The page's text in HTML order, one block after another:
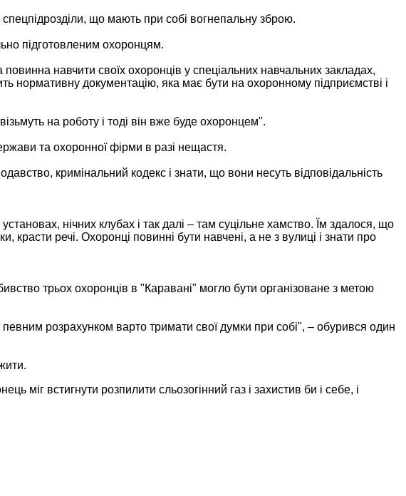
що мають при собі вогнепальну зброю.
підготовленим охоронцям.
навчити своїх охоронців у спеціальних навчальних закладах,
нормативну документацію, яка має бути на охоронному підприємстві і
на роботу і тоді він вже буде охоронцем".
та охоронної фірми в разі нещастя.
кримінальний кодекс і знати, що вони несуть відповідальність
нічних клубах і так далі – там суцільне хамство. Їм здалося, що
речі. Охоронці повинні бути навчені, а не з вулиці і знати про
трьох охоронців в "Каравані" могло бути організоване з метою
розрахунком варто тримати свої думки при собі", – обурився один
міг встигнути розпилити сльозогінний газ і захистив би і себе, і